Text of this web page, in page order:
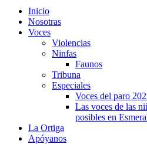
Inicio
Nosotras
Voces
Violencias
Ninfas
Faunos
Tribuna
Especiales
Voces del paro
Las voces de las
posibles en
La Ortiga
Apóyanos